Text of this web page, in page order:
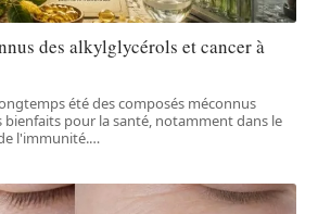
des alkylglycérols et cancer à
été des composés méconnus
pour la santé, notamment dans le
l'immunité.…